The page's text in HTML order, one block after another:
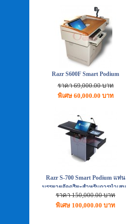
Razr S600F Smart Podium
ราคา 69,000.00 บาท
พิเศษ 60,000.00 บาท
Razr S-700 Smart Podium แท่น
บรรยายอัจฉริยะสำหรับการนำเส
ราคา 150,000.00 บาท
พิเศษ 100,000.00 บาท